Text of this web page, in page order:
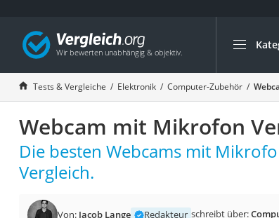
Die
Elektronik
Monitor 32
Fernseher
Monitor
Tests & Vergleiche Elektronik Computer-Zubehör
Webcam mit Mikrofon
Die besten Webcams mit
Vergleich.
Von: Jacob Lange Redakteur schreibt über: